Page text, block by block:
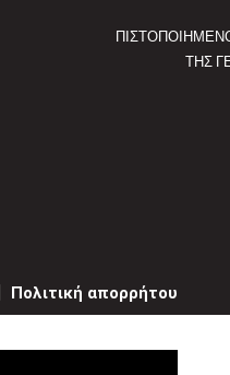
ΤΗΣ
Πολιτική απορρήτου